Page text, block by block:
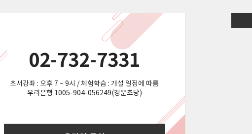
02-732-7331
초서강좌 : 오후 7 ~ 9시 / 체험학습 : 개설 일정에 따름
우리은행 1005-904-056249(경운초당)